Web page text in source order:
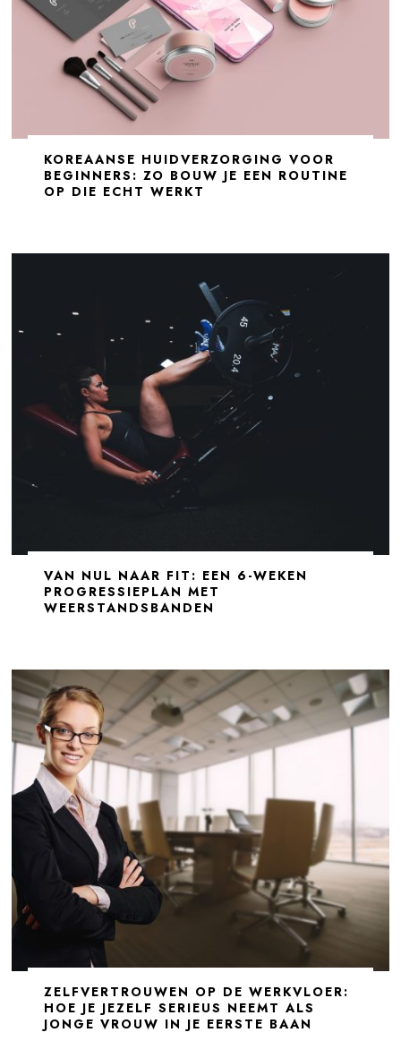
KOREAANSE HUIDVERZORGING VOOR
BEGINNERS: ZO BOUW JE EEN ROUTINE
OP DIE ECHT WERKT
VAN NUL NAAR FIT: EEN 6-WEKEN
PROGRESSIEPLAN MET
WEERSTANDSBANDEN
ZELFVERTROUWEN OP DE WERKVLOER:
HOE JE JEZELF SERIEUS NEEMT ALS
JONGE VROUW IN JE EERSTE BAAN